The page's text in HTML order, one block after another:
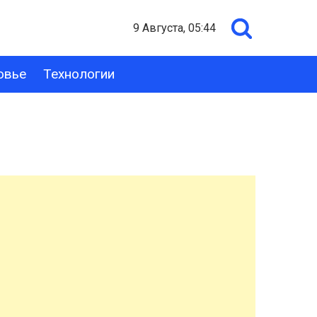
9 Августа, 05:44
Технологии